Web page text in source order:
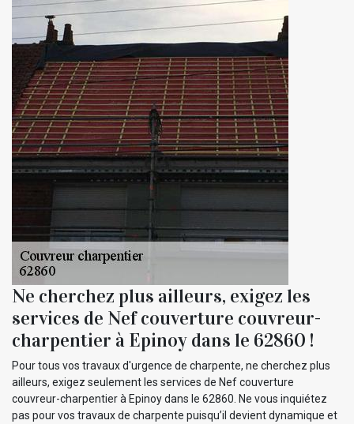
Ne cherchez plus ailleurs, exigez les
services de Nef couverture couvreur-
charpentier à Epinoy dans le 62860 !
Pour tous vos travaux d'urgence de charpente, ne cherchez plus
ailleurs, exigez seulement les services de Nef couverture
couvreur-charpentier à Epinoy dans le 62860. Ne vous inquiétez
pas pour vos travaux de charpente puisqu’il devient dynamique et